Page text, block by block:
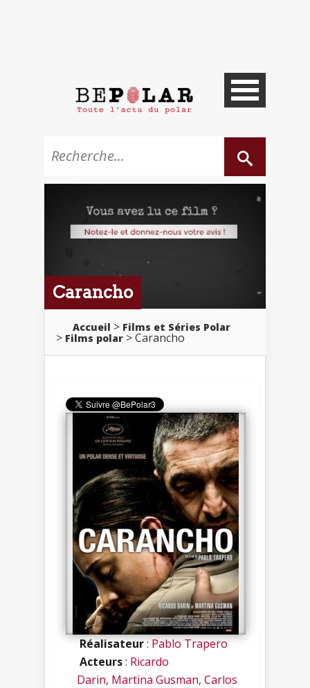
Carancho
Accueil
Films et Séries Polar
Films polar
Carancho
Réalisateur:Pablo Trapero
Acteurs: Ricardo
Darin, Martina Gusman, Carlos